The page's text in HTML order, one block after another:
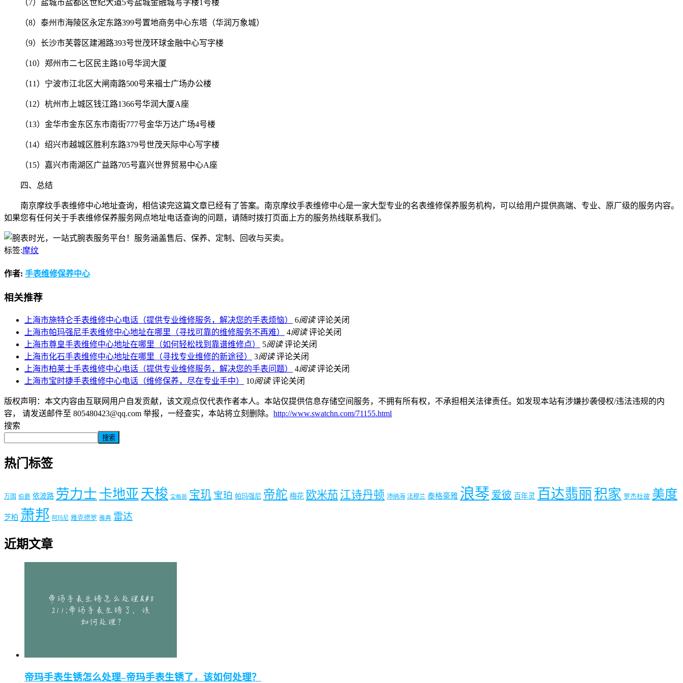
（7）盐城市盐都区世纪大道5号盐城金融城写字楼1号楼
（8）泰州市海陵区永定东路399号置地商务中心东塔（华润万象城）
（9）长沙市芙蓉区建湘路393号世茂环球金融中心写字楼
（10）郑州市二七区民主路10号华润大厦
（11）宁波市江北区大闸南路500号来福士广场办公楼
（12）杭州市上城区钱江路1366号华润大厦A座
（13）金华市金东区东市南街777号金华万达广场4号楼
（14）绍兴市越城区胜利东路379号世茂天际中心写字楼
（15）嘉兴市南湖区广益路705号嘉兴世界贸易中心A座
四、总结
南京摩纹手表维修中心地址查询，相信读完这篇文章已经有了答案。南京摩纹手表维修中心是一家大型专业的名表维修保养服务机构，可以给用户提供高端、专业、原厂级的服务内容。
如果您有任何关于手表维修保养服务网点地址电话查询的问题，请随时拨打页面上方的服务热线联系我们。
标签:摩纹
作者: 手表维修保养中心
相关推荐
上海市施特仑手表维修中心电话（提供专业维修服务，解决您的手表烦恼） 6阅读 评论关闭
上海市帕玛强尼手表维修中心地址在哪里（寻找可靠的维修服务不再难）
4阅读 评论关闭
上海市尊皇手表维修中心地址在哪里（如何轻松找到靠谱维修点）
5阅读 评论关闭
上海市化石手表维修中心地址在哪里（寻找专业维修的新途径）
3阅读 评论关闭
上海市柏莱士手表维修中心电话（提供专业维修服务，解决您的手表问题）
4阅读 评论关闭
上海市宝时捷手表维修中心电话（维修保养，尽在专业手中）
10阅读 评论关闭
版权声明：本文内容由互联网用户自发贡献，该文观点仅代表作者本人。本站仅提供信息存储空间服务，不拥有所有权，不承担相关法律责任。如发现本站有涉嫌抄袭侵权/违法违规的内
容， 请发送邮件至 805480423@qq.com 举报，一经查实，本站将立刻删除。 http://www.swatchn.com/71155.html
搜索
搜索
热门标签
万国 伯爵 依波路 劳力士 卡地亚 天梭 宝格丽 宝玑 宝珀 帕玛强尼 帝舵 梅花 欧米茄 江诗丹顿 沛纳海 法穆兰 泰格豪雅 浪琴 爱彼 百年灵 百达翡丽 积家 罗杰杜彼 美度
芝柏 萧邦 阿玛尼 雅克德罗 雅典 雷达
近期文章
帝玛手表生锈怎么处理–帝玛手表生锈了，该如何处理？